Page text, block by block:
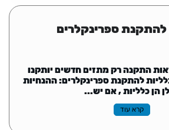
להתקנת ספרינקלרים
התקנה רק מתזים חדשים יותקנו
להתקנת ספרינקלרים: ההנחיות
הן כלליות , אם יש...
קרא עוד